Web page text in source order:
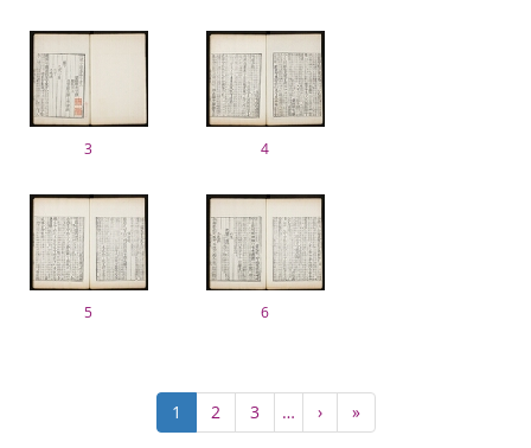
3 4
5 6
Current
page
1 Page
2 Page
3 …
Next
page
›
Last
page
»